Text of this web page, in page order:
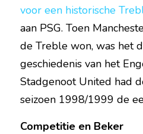
voor een historische
aan PSG. Toen
de Treble won, was het
geschiedenis van het
Stadgenoot United had
seizoen 1998/1999 de
Competitie en Beker